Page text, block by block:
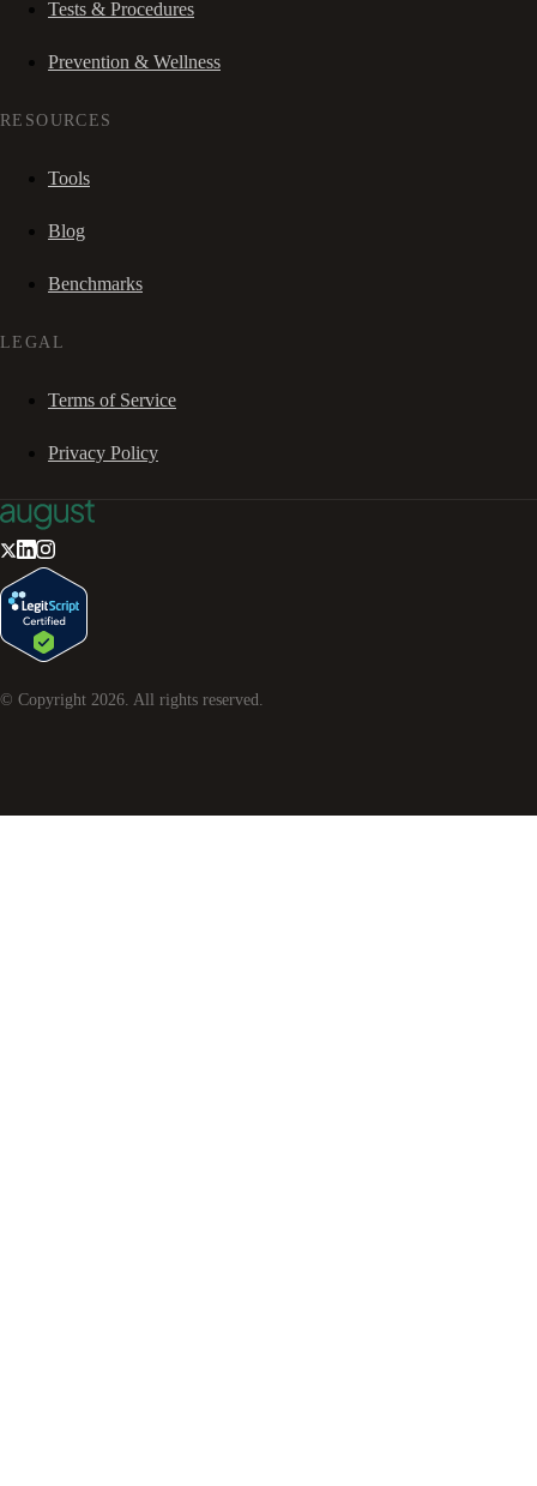
Tests & Procedures
Prevention & Wellness
RESOURCES
Tools
Blog
Benchmarks
LEGAL
Terms of Service
Privacy Policy
© Copyright 2026 . All rights reserved.